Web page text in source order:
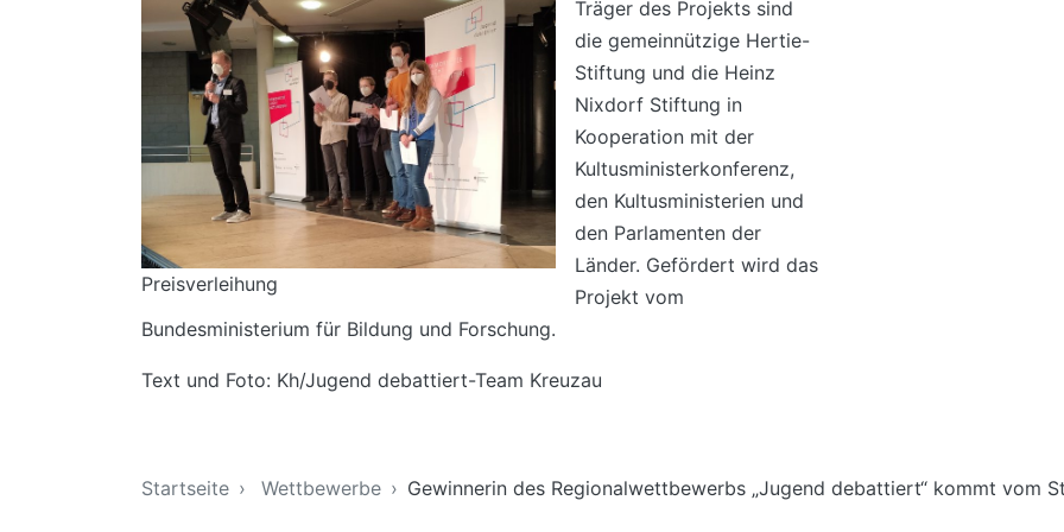
Preisverleihung
Träger des Projekts sind
die gemeinnützige Hertie-
Stiftung und die Heinz
Nixdorf Stiftung in
Kooperation mit der
Kultusministerkonferenz,
den Kultusministerien und
den Parlamenten der
Länder. Gefördert wird das
Projekt vom
Bundesministerium für Bildung und Forschung.
Text und Foto: Kh/Jugend debattiert-Team Kreuzau
Startseite Wettbewerbe Gewinnerin des Regionalwettbewerbs „Jugend debattiert“ kommt vom